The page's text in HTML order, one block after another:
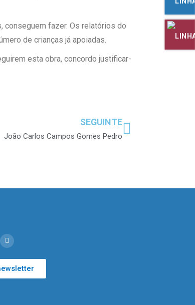
conseguem fazer. Os relatórios do
de crianças já apoiadas.
esta obra, concordo justificar-
SEGUINTE
João Carlos Campos Gomes Pedro